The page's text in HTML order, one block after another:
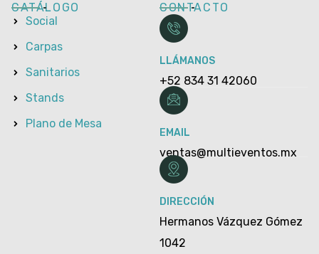
CATÁLOGO
Social
Carpas
Sanitarios
Stands
Plano de Mesa
CONTACTO
LLÁMANOS
+52 834 31 42060
EMAIL
ventas@multieventos.mx
DIRECCIÓN
Hermanos Vázquez Gómez
1042